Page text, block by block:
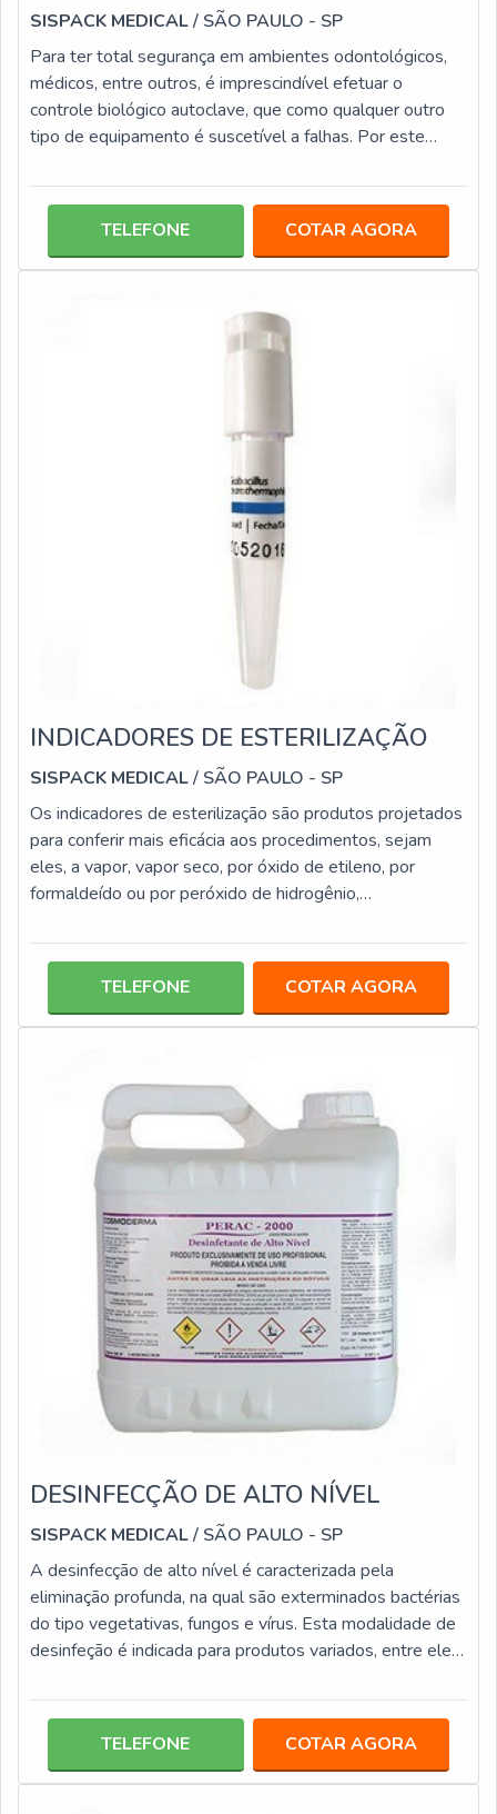
SISPACK MEDICAL/ SÃO PAULO - SP
Para ter total segurança em ambientes odontológicos,
médicos, entre outros, é imprescindível efetuar o
controle biológico autoclave, que como qualquer outro
tipo de equipamento é suscetível a falhas. Por este
biológico, que são altamente seguros e confiáveis, pois
de microrganismos que sobreviveram ao processo de
esterilização. Este tipo de teste biológico é constituído
TELEFONE COTAR AGORA
INDICADORES DE ESTERILIZAÇÃO
SISPACK MEDICAL/ SÃO PAULO - SP
Os indicadores de esterilização são produtos projetados
para conferir mais eficácia aos procedimentos, sejam
eles, a vapor, vapor seco, por óxido de etileno, por
formaldeído ou por peróxido de hidrogênio,
hospitalares, entre outros locais.Além de determinantes
esterilização também são essenciais para centros
estéticos, que possuem autoclaves para esterilização de
TELEFONE COTAR AGORA
DESINFECÇÃO DE ALTO NÍVEL
SISPACK MEDICAL/ SÃO PAULO - SP
A desinfecção de alto nível é caracterizada pela
eliminação profunda, na qual são exterminados bactérias
do tipo vegetativas, fungos e vírus. Esta modalidade de
desinfeção é indicada para produtos variados, entre eles:
respiratórios; Superfícies fixas; Instrumentos
extremamente importante para locais hospitalares,
laboratoriais e clínicas, que por meio dela garantem
TELEFONE COTAR AGORA